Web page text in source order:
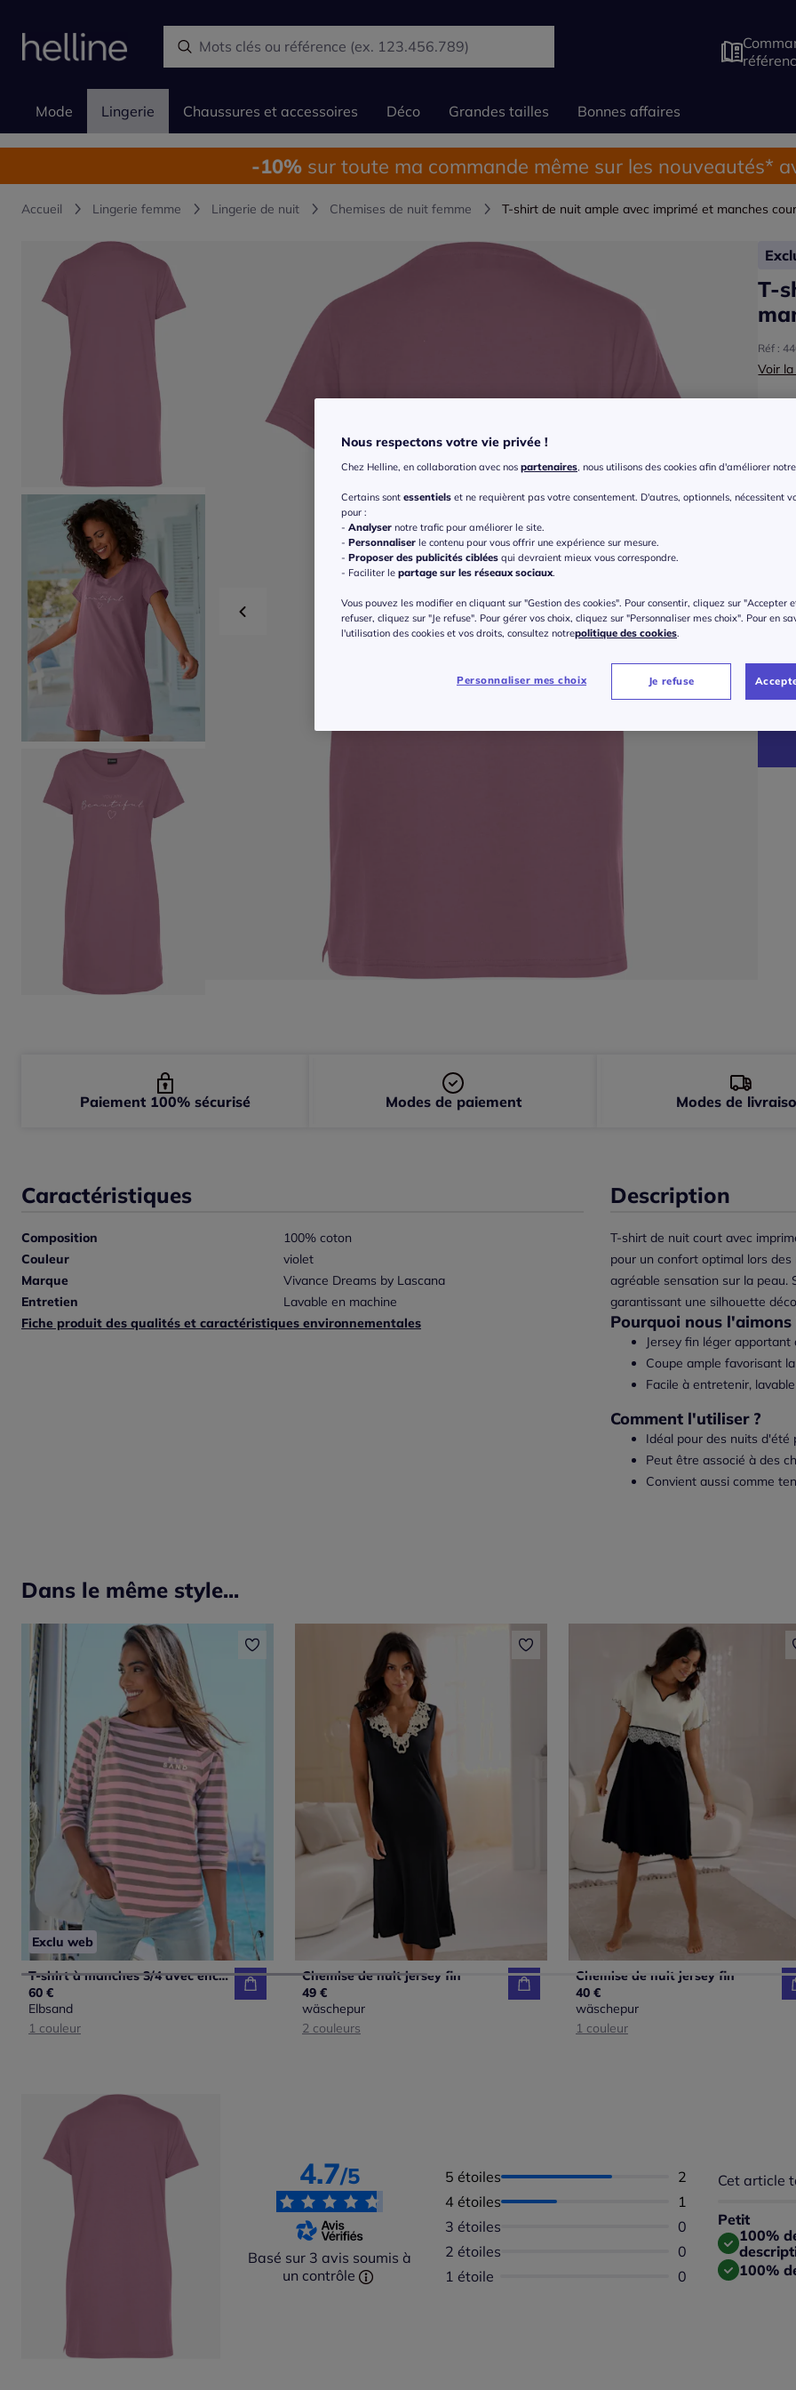
Mode Lingerie Chaussures et accessoires Déco Grandes tailles Bonnes affaires
-10% sur toute ma commande même sur les nouveautés*
Accueil Lingerie femme Lingerie de nuit Chemises de nuit femme T-shirt de nuit ample avec imprimé et manches
T-
Réf :
Voir
36
à
Caractéristiques
Composition
100% coton
Couleur
violet
Marque
Vivance Dreams by Lascana
Entretien
Lavable en machine
Fiche produit des qualités et caractéristiques environnementales
Description
T-shirt de nuit court avec
pour un confort optimal lors
agréable sensation sur la peau.
garantissant une silhouette
Pourquoi nous l'aimons
Jersey fin léger
Coupe ample favorisant
Facile à entretenir,
Comment l'utiliser ?
Idéal pour des nuits d'été
Peut être associé à des
Convient aussi comme
Paiement 100% sécurisé Modes de paiement Modes de
Dans le même style...
Exclu web
T-shirt à manches 3/4 avec encolure ronde et rayures marinières
60 €
Elbsand
1 couleur
Chemise de nuit jersey fin
49 €
wäschepur
2 couleurs
Chemise de nuit jersey fin
40 €
wäschepur
1 couleur
4.7/5
Basé sur 3 avis soumis à
un contrôle
5 étoiles Nombre d'avis :
2
4 étoiles
Nombre d'avis :
1
3 étoiles
Aucun avis
0
2 étoiles
Aucun avis
0
1 étoile
Aucun avis
0
Cet article
Petit
Répartition
Taille
100%
100%
Nous respectons votre vie privée !
Chez Helline, en collaboration avec nos partenaires, nous utilisons des cookies afin d'améliorer
Certains sont essentiels et ne requièrent pas votre consentement. D'autres, optionnels, nécessitent
pour :
- Analyser notre trafic pour améliorer le site.
- Personnaliser le contenu pour vous offrir une expérience sur mesure.
- Proposer des publicités ciblées qui devraient mieux vous correspondre.
- Faciliter le partage sur les réseaux sociaux.
Vous pouvez les modifier en cliquant sur "Gestion des cookies". Pour consentir, cliquez sur "Accepter
refuser, cliquez sur "Je refuse". Pour gérer vos choix, cliquez sur "Personnaliser mes choix". Pour en
l'utilisation des cookies et vos droits, consultez notrepolitique des cookies.
Personnaliser mes choix Je refuse